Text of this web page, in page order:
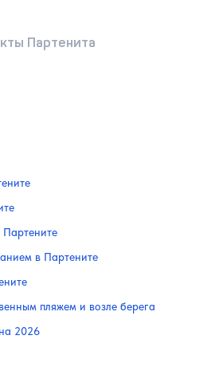
Партенита
Партените
в Партените
пляжем и возле берега
2026